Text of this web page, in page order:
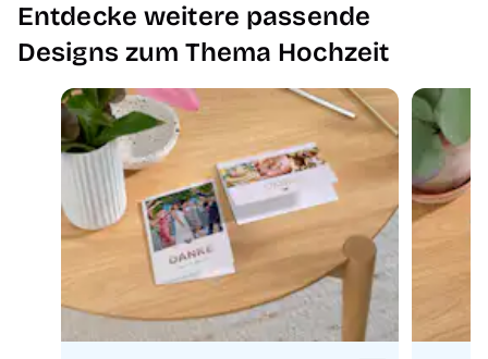
Entdecke weitere passende
Designs zum Thema Hochzeit